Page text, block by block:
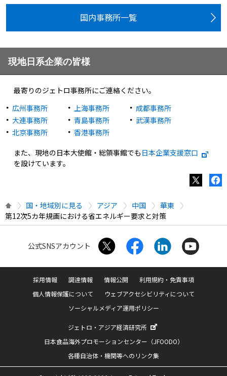
国内事務所一覧
現地日系企業の皆様
最寄りのジェトロ事務所にご連絡ください。
広州事務所
上海事務所
成都事務所
大連事務所
青島事務所
武漢事務所
北京事務所
香港事務所
また、現地の日本大使館・総領事館でも 日本企業支援窓口
を設けています。
国・地域別に見る アジア 中国
華東
第12次5カ年規画における省エネルギー要求と対策
公式SNSアカウント
採用情報 調達情報 情報公開
利用規約・免責事項
個人情報保護について
ウェブアクセシビリティについて
ソーシャルメディア運用ポリシー
ジェトロ・アジア経済研究所
日本食品海外プロモーションセンター（JFOODO）
各種自治体・機関等へのリンク集